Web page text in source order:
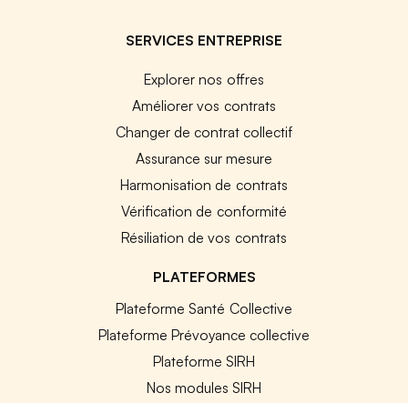
SERVICES ENTREPRISE
Explorer nos offres
Améliorer vos contrats
Changer de contrat collectif
Assurance sur mesure
Harmonisation de contrats
Vérification de conformité
Résiliation de vos contrats
PLATEFORMES
Plateforme Santé Collective
Plateforme Prévoyance collective
Plateforme SIRH
Nos modules SIRH